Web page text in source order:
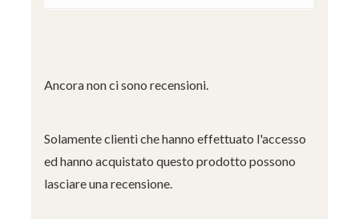
Ancora non ci sono recensioni.
Solamente clienti che hanno effettuato l'accesso
ed hanno acquistato questo prodotto possono
lasciare una recensione.